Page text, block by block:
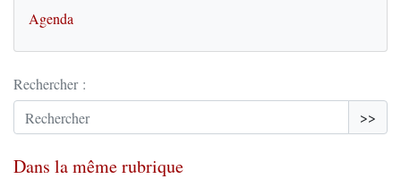
Agenda
Rechercher :
>>
Dans la même rubrique